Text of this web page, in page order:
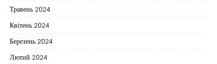
Травень 2024
Квітень 2024
Березень 2024
Лютий 2024